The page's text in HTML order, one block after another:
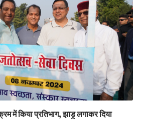
में किया प्रतिभाग, झाड़ू लगाकर दिया